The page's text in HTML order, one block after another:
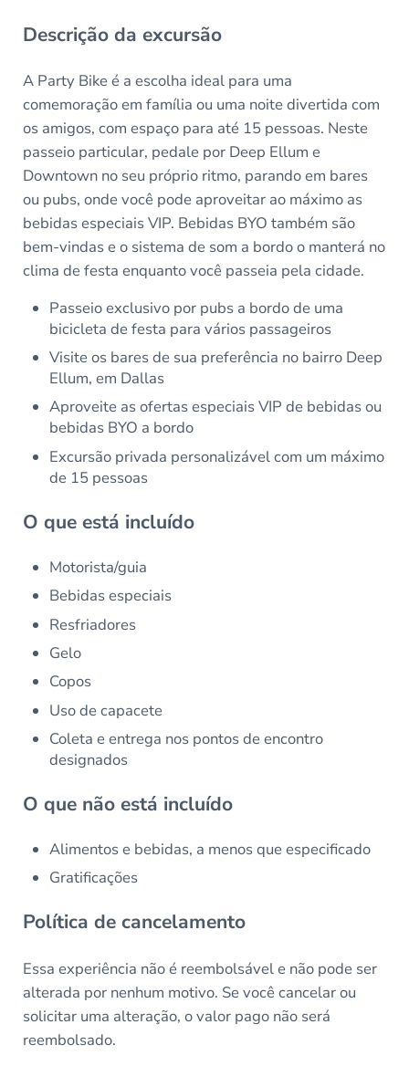
Descrição da excursão
A Party Bike é a escolha ideal para uma
comemoração em família ou uma noite divertida com
os amigos, com espaço para até 15 pessoas. Neste
passeio particular, pedale por Deep Ellum e
Downtown no seu próprio ritmo, parando em bares
ou pubs, onde você pode aproveitar ao máximo as
bebidas especiais VIP. Bebidas BYO também são
bem-vindas e o sistema de som a bordo o manterá no
clima de festa enquanto você passeia pela cidade.
Passeio exclusivo por pubs a bordo de uma
bicicleta de festa para vários passageiros
Visite os bares de sua preferência no bairro Deep
Ellum, em Dallas
Aproveite as ofertas especiais VIP de bebidas ou
bebidas BYO a bordo
Excursão privada personalizável com um máximo
de 15 pessoas
O que está incluído
Motorista/guia
Bebidas especiais
Resfriadores
Gelo
Copos
Uso de capacete
Coleta e entrega nos pontos de encontro
designados
O que não está incluído
Alimentos e bebidas, a menos que especificado
Gratificações
Política de cancelamento
Essa experiência não é reembolsável e não pode ser
alterada por nenhum motivo. Se você cancelar ou
solicitar uma alteração, o valor pago não será
reembolsado.